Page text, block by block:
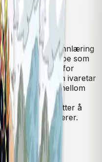
krever innlæring
noe som
demotiverende for
Damm ivaretar
god balanse mellom
å bygge ut
elevene fortsetter å
det de lærer.